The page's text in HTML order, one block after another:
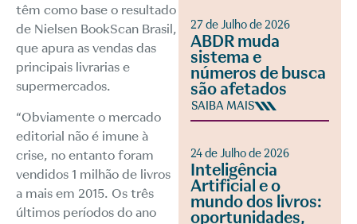
têm como base o resultado
de Nielsen BookScan Brasil,
que apura as vendas das
principais livrarias e
supermercados.
“Obviamente o mercado
editorial não é imune à
crise, no entanto foram
vendidos 1 milhão de livros
a mais em 2015. Os três
últimos períodos do ano
27 de Julho de 2026
ABDR muda
sistema e
números de busca
são afetados
SAIBA MAIS
24 de Julho de 2026
Inteligência
Artificial e o
mundo dos livros:
oportunidades,